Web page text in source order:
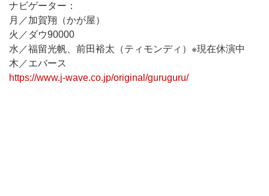
ナビゲーター：
月／加賀翔（かが屋）
火／ダウ90000
水／福留光帆、前田裕太（ティモンディ）※現在休演中
木／エバース
https://www.j-wave.co.jp/original/guruguru/